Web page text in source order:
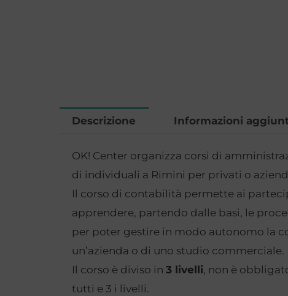
Descrizione Informazioni
OK! Center organizza corsi di
di individuali a Rimini per privati o
Il corso di contabilità permette ai
apprendere, partendo dalle basi, le
per poter gestire in modo autonomo la
un’azienda o di uno studio commerciale.
Il corso è diviso in 3 livelli, non è
tutti e 3 i livelli.